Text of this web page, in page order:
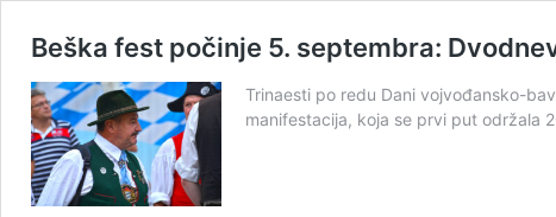
Beška fest počinje 5. septembra:
Trinaesti po redu Dani vojvođansko-
manifestacija, koja se prvi put održala